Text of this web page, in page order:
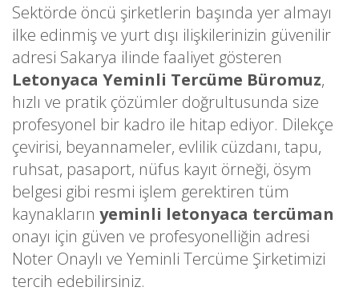
Sektörde öncü şirketlerin başında yer almayı
ilke edinmiş ve yurt dışı ilişkilerinizin güvenilir
adresi Sakarya ilinde faaliyet gösteren
Letonyaca Yeminli Tercüme Büromuz,
hızlı ve pratik çözümler doğrultusunda size
profesyonel bir kadro ile hitap ediyor. Dilekçe
çevirisi, beyannameler, evlilik cüzdanı, tapu,
ruhsat, pasaport, nüfus kayıt örneği, ösym
belgesi gibi resmi işlem gerektiren tüm
kaynakların yeminli letonyaca tercüman
onayı için güven ve profesyonelliğin adresi
Noter Onaylı ve Yeminli Tercüme Şirketimizi
tercih edebilirsiniz.